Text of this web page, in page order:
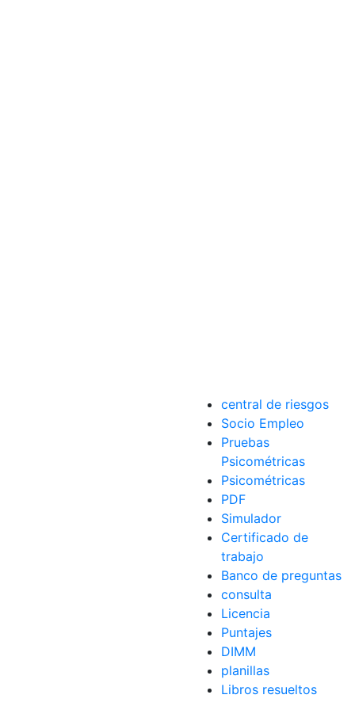
central de riesgos
Socio Empleo
Pruebas
Psicométricas
Psicométricas
PDF
Simulador
Certificado de
trabajo
Banco de preguntas
consulta
Licencia
Puntajes
DIMM
planillas
Libros resueltos